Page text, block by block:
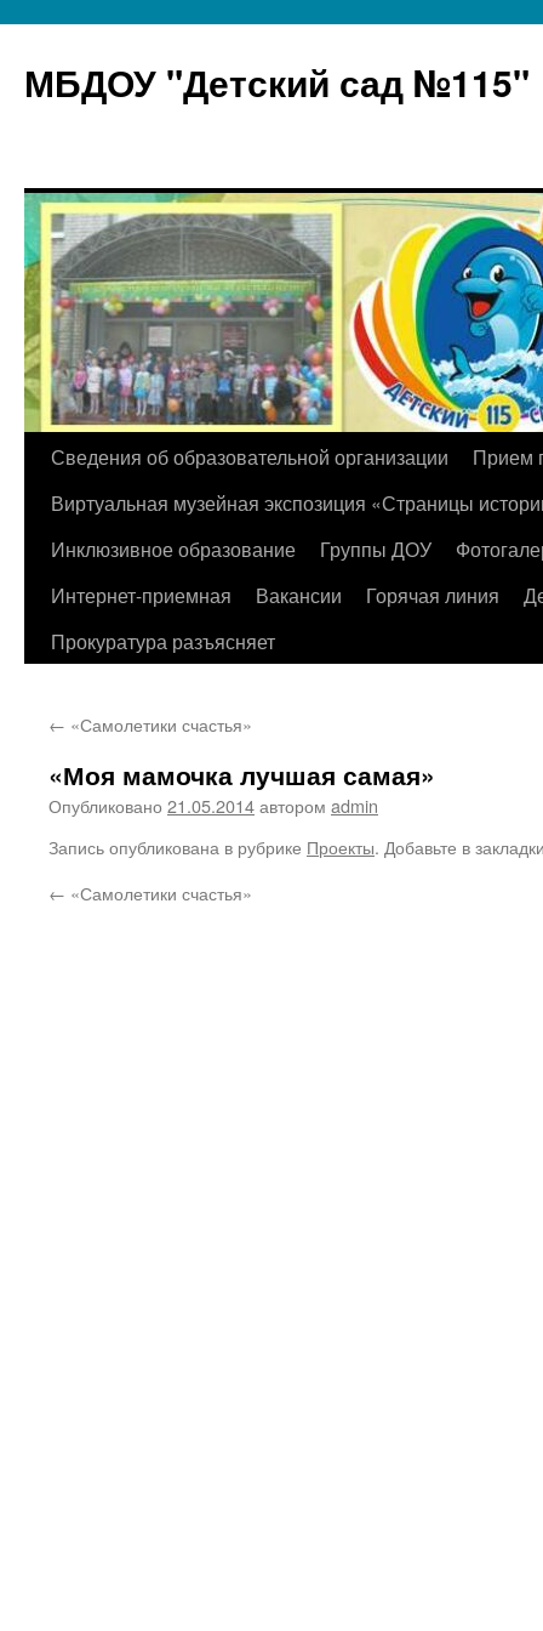
МБДОУ "Детский сад №115"
Перейти
содержимому
Сведения об образовательной организации
Прием
Виртуальная музейная экспозиция «Страницы
Инклюзивное образование
Группы ДОУ
Интернет-приемная
Вакансии Горячая линия
Прокуратура разъясняет
← «Самолетики счастья»
«Моя мамочка лучшая самая»
Опубликовано 21.05.2014автором admin
Запись опубликована в рубрике Проекты. Добавьте в
← «Самолетики счастья»